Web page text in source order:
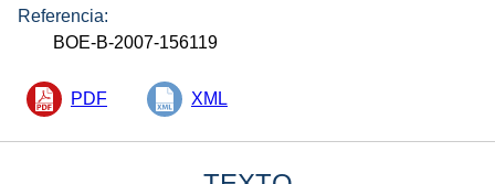
Referencia:
BOE-B-2007-156119
PDF XML